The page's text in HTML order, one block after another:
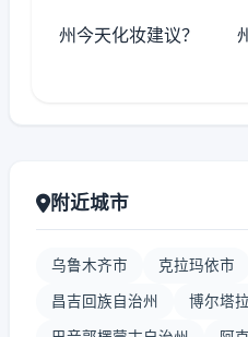
州今天化妆建议？
附近城市
乌鲁木齐市 克拉玛依市
昌吉回族自治州 博尔塔